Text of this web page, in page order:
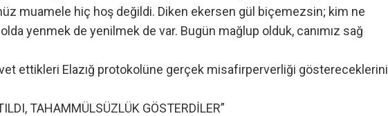
muamele hiç hoş değildi. Diken ekersen gül biçemezsin; kim ne
yenmek de yenilmek de var. Bugün mağlup olduk, canımız sağ
ettikleri Elazığ protokolüne gerçek misafirperverliği göstereceklerini
TAHAMMÜLSÜZLÜK GÖSTERDİLER”